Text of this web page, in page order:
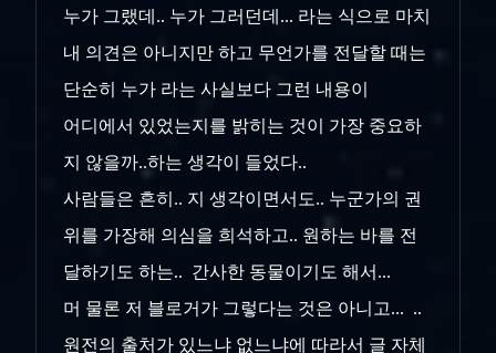
누가 그랬데.. 누가 그러던데... 라는 식으로 마치
내 의견은 아니지만 하고 무언가를 전달할 때는
단순히 누가 라는 사실보다 그런 내용이
어디에서 있었는지를 밝히는 것이 가장 중요하
지 않을까..하는 생각이 들었다..
사람들은 흔히.. 지 생각이면서도.. 누군가의 권
위를 가장해 의심을 희석하고.. 원하는 바를 전
달하기도 하는.. 간사한 동물이기도 해서...
머 물론 저 블로거가 그렇다는 것은 아니고... ..
원전의 출처가 있느냐 없느냐에 따라서 글 자체